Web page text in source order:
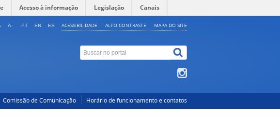
Acesso à informação Legislação Canais
ACESSIBILIDADE ALTO CONTRASTE MAPA DO SITE
A- PT EN ES
Comissão de Comunicação Horário de funcionamento e contatos